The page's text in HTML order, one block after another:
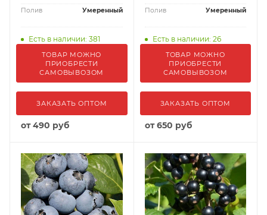
Полив Умеренный
Есть в наличии: 381
ТОВАР МОЖНО
ПРИОБРЕСТИ
САМОВЫВОЗОМ
ЗАКАЗАТЬ ОПТОМ
от490 руб
Полив Умеренный
Есть в наличии: 26
ТОВАР МОЖНО
ПРИОБРЕСТИ
САМОВЫВОЗОМ
ЗАКАЗАТЬ ОПТОМ
от650 руб